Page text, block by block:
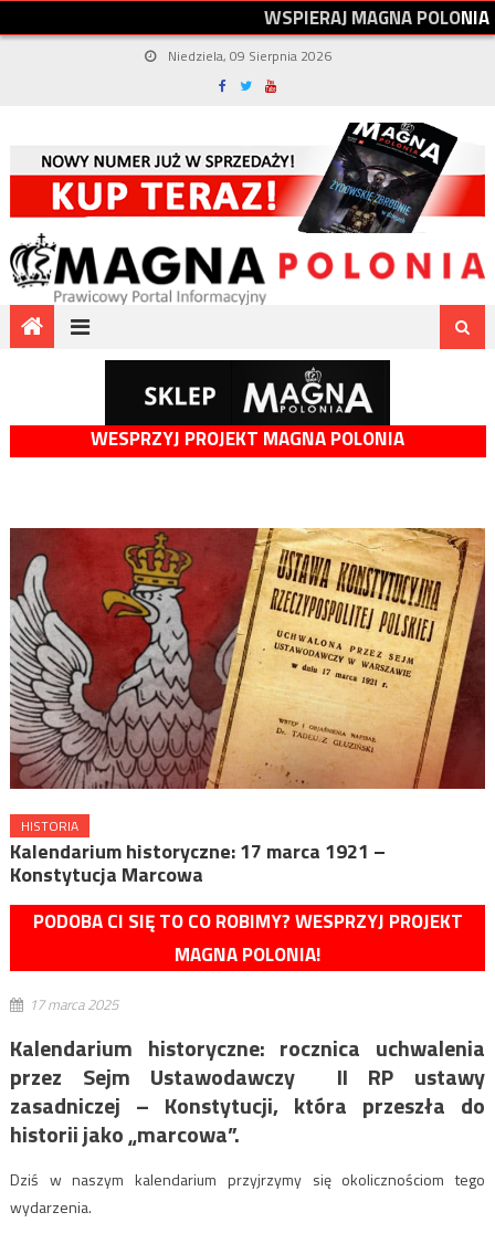
WSPIERAJMAGNAPOLONIA
Niedziela, 09 Sierpnia 2026
WESPRZYJ PROJEKT MAGNA POLONIA
HISTORIA
Kalendarium historyczne: 17 marca 1921 –
Konstytucja Marcowa
PODOBA CI SIĘ TO CO ROBIMY? WESPRZYJ PROJEKT
MAGNA POLONIA!
17 marca 2025
Kalendarium historyczne: rocznica uchwalenia
przez Sejm Ustawodawczy II RP ustawy
zasadniczej – Konstytucji, która przeszła do
historii jako „marcowa”.
Dziś w naszym kalendarium przyjrzymy się okolicznościom tego
wydarzenia.